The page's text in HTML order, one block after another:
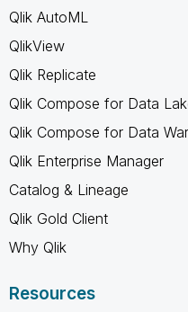
Qlik AutoML
QlikView
Qlik Replicate
Qlik Compose for Data
Qlik Compose for Data
Qlik Enterprise Manager
Catalog & Lineage
Qlik Gold Client
Why Qlik
Resources